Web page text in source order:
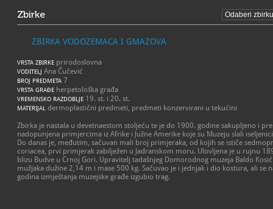
Zbirke
ZBIRKA VODOZEMACA I GMAZOVA
VRSTA ZBIRKE prirodoslovna
VODITELJ Ana Čučević
BROJ PREDMETA 7
VRSTA GRAĐE herpetološka građa
VREMENSKO RAZDOBLJE 19. st. i 20. st.
MATERIJAL dermoplastični predmeti, predmeti konzervirani u tekućini
Zbirka je nastala u devetnaestom stoljeću te je do 1900. godine sakupljeno i
nadopunjena primjercima iz Afrike i Južne Amerike koje su Muzeju slali
Do danas je, međutim, sačuvan mali broj primjeraka, od kojih se ističe
coriacea, prvi primjerak zabilježen u Jadranskom moru. Ulovljena je u rujnu
blizu Budve u Crnoj Gori. Upravitelj tadašnjeg Domorodnog muzeja Baldo
mužjaka dužine 2,14 m i mase 500 kg. Sačuvao je i jednjak i dio kostura, ali
godina izmještanja muzejske građe izgubio trag.